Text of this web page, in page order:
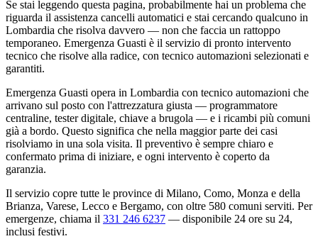
Se stai leggendo questa pagina, probabilmente hai un problema che
riguarda il assistenza cancelli automatici e stai cercando qualcuno in
Lombardia che risolva davvero — non che faccia un rattoppo
temporaneo. Emergenza Guasti è il servizio di pronto intervento
tecnico che risolve alla radice, con tecnico automazioni selezionati e
garantiti.
Emergenza Guasti opera in Lombardia con tecnico automazioni che
arrivano sul posto con l'attrezzatura giusta — programmatore
centraline, tester digitale, chiave a brugola — e i ricambi più comuni
già a bordo. Questo significa che nella maggior parte dei casi
risolviamo in una sola visita. Il preventivo è sempre chiaro e
confermato prima di iniziare, e ogni intervento è coperto da
garanzia.
Il servizio copre tutte le province di Milano, Como, Monza e della
Brianza, Varese, Lecco e Bergamo, con oltre 580 comuni serviti. Per
emergenze, chiama il 331 246 6237 — disponibile 24 ore su 24,
inclusi festivi.